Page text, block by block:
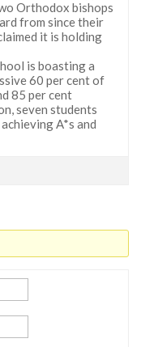
Orthodox bishops
from since their
it is holding
is boasting a
60 per cent of
85 per cent
seven students
A*s and